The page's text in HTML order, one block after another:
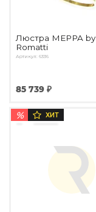
Люстра MEPPA by
Romatti
Артикул: 6336
85 739 ₽
% ХИТ